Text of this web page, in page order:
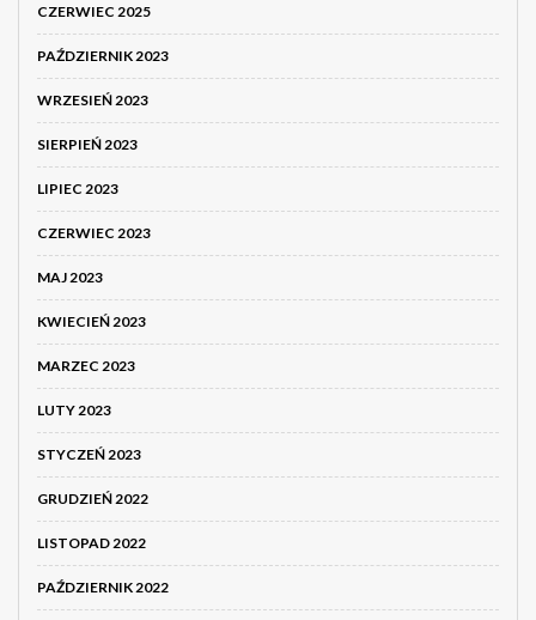
CZERWIEC 2025
PAŹDZIERNIK 2023
WRZESIEŃ 2023
SIERPIEŃ 2023
LIPIEC 2023
CZERWIEC 2023
MAJ 2023
KWIECIEŃ 2023
MARZEC 2023
LUTY 2023
STYCZEŃ 2023
GRUDZIEŃ 2022
LISTOPAD 2022
PAŹDZIERNIK 2022